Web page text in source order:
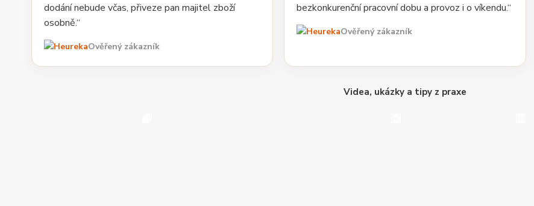
dodání nebude včas, přiveze pan majitel zboží
osobně.“
Ověřený zákazník
bezkonkurenční pracovní dobu a provoz i o víkendu.“
Ověřený zákazník
Videa, ukázky a tipy z praxe